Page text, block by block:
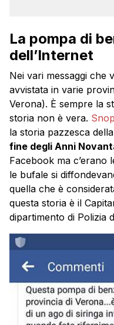
La pompa di
dell’Internet
Nei vari messaggi che
avvistata in varie
Verona). È sempre la
storia non è vera.
la storia pazzesca
fine degli Anni
Facebook ma c’erano
le bufale si
quella che è
questa storia è il
dipartimento di Polizia